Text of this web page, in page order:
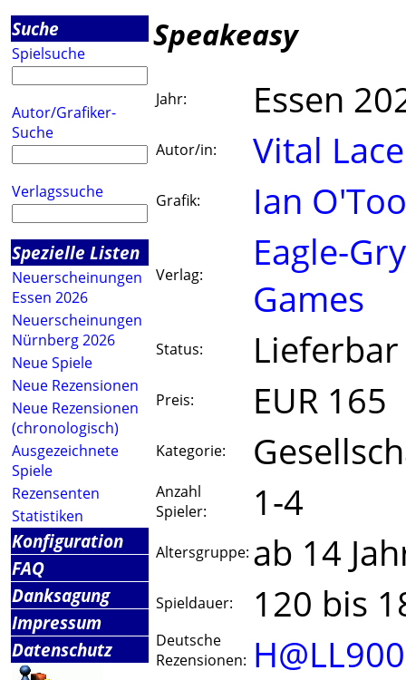
Suche
Spielsuche
Autor/Grafiker-
Suche
Verlagssuche
Spezielle Listen
Neuerscheinungen
Essen 2026
Neuerscheinungen
Nürnberg 2026
Neue Spiele
Neue Rezensionen
Neue Rezensionen
(chronologisch)
Ausgezeichnete
Spiele
Rezensenten
Statistiken
Konfiguration
FAQ
Danksagung
Impressum
Datenschutz
Speakeasy
Jahr: Essen
Autor/in: Vital
Grafik: Ian
Verlag:
Eagle-
Games
Status: Lieferbar
Preis: EUR 165
Kategorie:
Anzahl
Spieler:
1-4
Altersgruppe: ab 14
Spieldauer: 120 bis
Deutsche
Rezensionen: